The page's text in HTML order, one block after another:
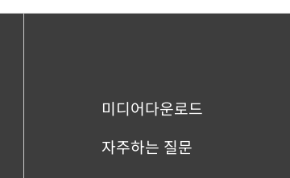
미디어다운로드
자주하는 질문